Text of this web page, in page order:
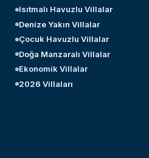
Isıtmalı Havuzlu Villalar
Denize Yakın Villalar
Çocuk Havuzlu Villalar
Doğa Manzaralı Villalar
Ekonomik Villalar
2026 Villaları